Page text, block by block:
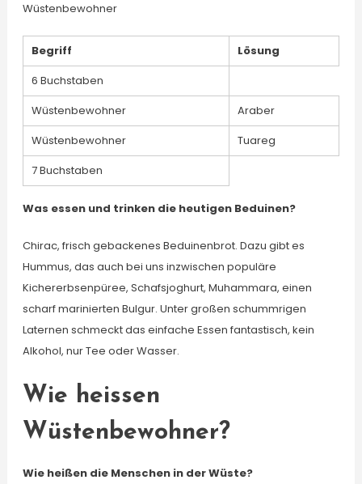
Wüstenbewohner
Begriff
Lösung
6 Buchstaben
Wüstenbewohner
Araber
Wüstenbewohner
Tuareg
7 Buchstaben
Was essen und trinken die heutigen Beduinen?
Chirac, frisch gebackenes Beduinenbrot. Dazu gibt es
Hummus, das auch bei uns inzwischen populäre
Kichererbsenpüree, Schafsjoghurt, Muhammara, einen
scharf marinierten Bulgur. Unter großen schummrigen
Laternen schmeckt das einfache Essen fantastisch, kein
Alkohol, nur Tee oder Wasser.
Wie heissen
Wüstenbewohner?
Wie heißen die Menschen in der Wüste?